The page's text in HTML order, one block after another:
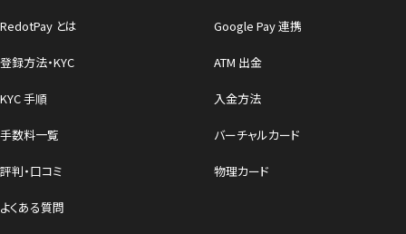
RedotPay とは
登録方法・KYC
KYC 手順
手数料一覧
評判・口コミ
よくある質問
Google Pay 連携
ATM 出金
入金方法
バーチャルカード
物理カード